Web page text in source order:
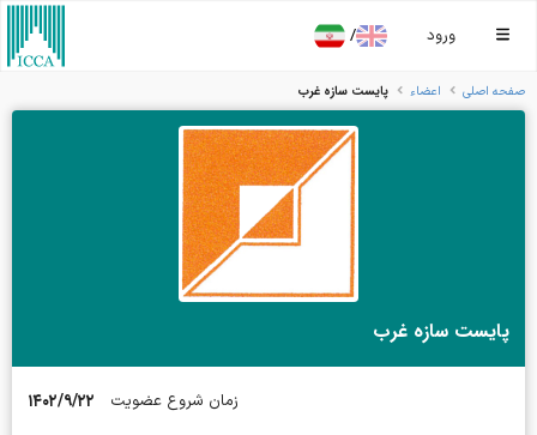
ورود /
صفحه اصلی اعضاء پایست سازه غرب
پایست سازه غرب
زمان شروع عضویت ۱۴۰۲/۹/۲۲